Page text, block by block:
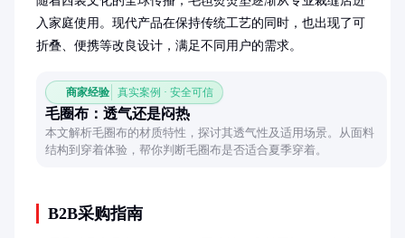
入家庭使用。现代产品在保持传统工艺的同时，也出现了可
折叠、便携等改良设计，满足不同用户的需求。
商家经验 真实案例 · 安全可信
毛圈布：透气还是闷热
本文解析毛圈布的材质特性，探讨其透气性及适用场景。从面料
结构到穿着体验，帮你判断毛圈布是否适合夏季穿着。
B2B采购指南